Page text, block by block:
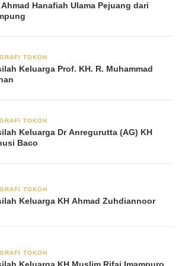
Ahmad Hanafiah Ulama Pejuang dari
TOKOH
Keluarga Prof. KH. R. Muhammad
TOKOH
Keluarga Dr Anregurutta (AG) KH
Baco
TOKOH
Keluarga KH Ahmad Zuhdiannoor
TOKOH